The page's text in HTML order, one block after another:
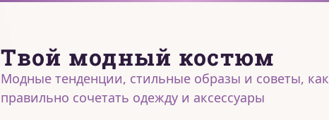
Твой модный костюм
Модные тенденции, стильные образы и советы, как
правильно сочетать одежду и аксессуары